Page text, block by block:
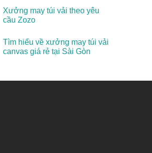
Xưởng may túi vải theo yêu
cầu Zozo
Tìm hiểu về xưởng may túi vải
canvas giá rẻ tại Sài Gòn